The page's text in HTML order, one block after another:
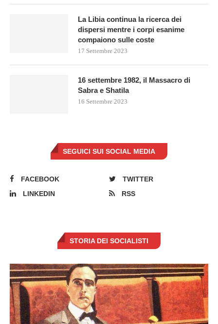
La Libia continua la ricerca dei
dispersi mentre i corpi esanime
compaiono sulle coste
17 Settembre 2023
16 settembre 1982, il Massacro di
Sabra e Shatila
16 Settembre 2023
SEGUICI SUI SOCIAL MEDIA
FACEBOOK
TWITTER
LINKEDIN
RSS
STORIA DEI SOCIALISTI